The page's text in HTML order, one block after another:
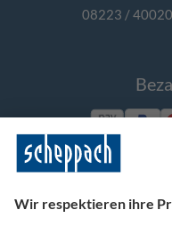
08223 / 40020